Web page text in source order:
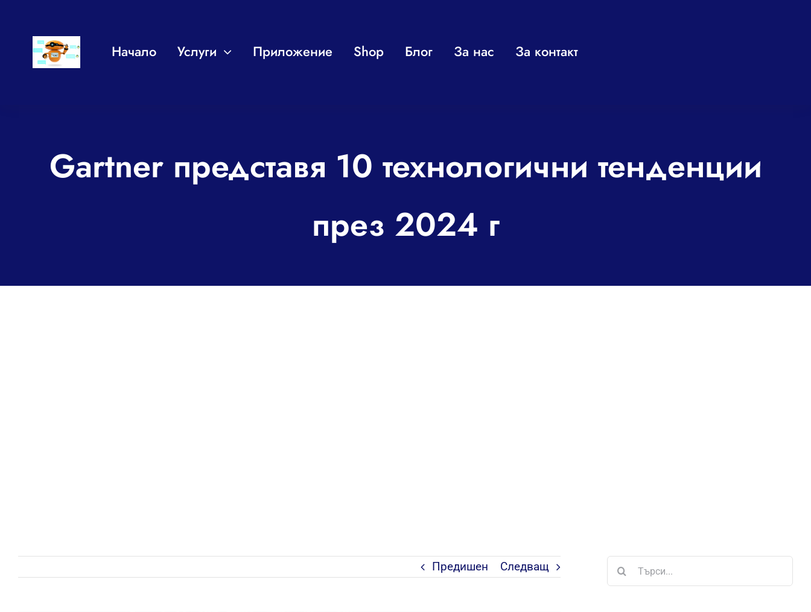
content
Начало Услуги Приложение Shop Блог За нас За контакт
Gartner представя 10 технологични тенденции
през 2024 г
Предишен Следващ
Търсене
...